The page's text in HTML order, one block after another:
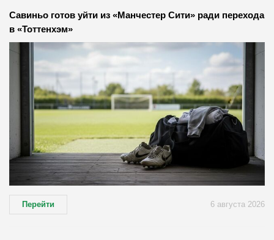
Савиньо готов уйти из «Манчестер Сити» ради перехода
в «Тоттенхэм»
Перейти 6 августа 2026